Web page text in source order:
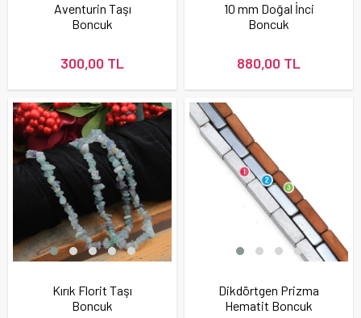
Aventurin Taşı
Boncuk
300,00 TL
10 mm Doğal İnci
Boncuk
880,00 TL
Kırık Florit Taşı
Boncuk
Dikdörtgen Prizma
Hematit Boncuk